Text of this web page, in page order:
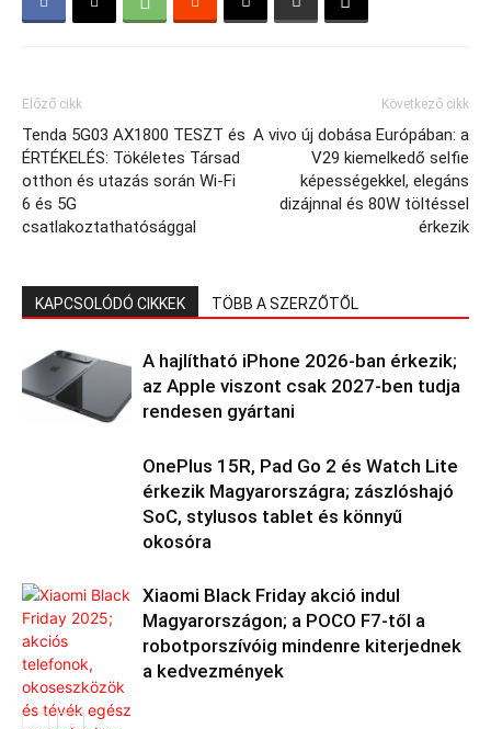
Előző cikk
Tenda 5G03 AX1800 TESZT és
ÉRTÉKELÉS: Tökéletes Társad
otthon és utazás során Wi-Fi
6 és 5G
csatlakoztathatósággal
Következő cikk
A vivo új dobása Európában: a
V29 kiemelkedő selfie
képességekkel, elegáns
dizájnnal és 80W töltéssel
érkezik
KAPCSOLÓDÓ CIKKEK TÖBB A SZERZŐTŐL
A hajlítható iPhone 2026-ban érkezik;
az Apple viszont csak 2027-ben tudja
rendesen gyártani
OnePlus 15R, Pad Go 2 és Watch Lite
érkezik Magyarországra; zászlóshajó
SoC, stylusos tablet és könnyű
okosóra
Xiaomi Black Friday akció indul
Magyarországon; a POCO F7-től a
robotporszívóig mindenre kiterjednek
a kedvezmények